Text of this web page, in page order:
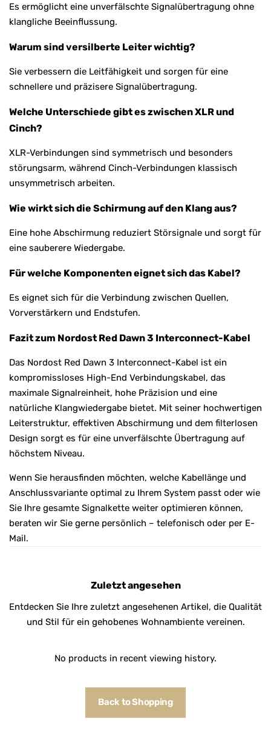
Es ermöglicht eine unverfälschte Signalübertragung ohne
klangliche Beeinflussung.
Warum sind versilberte Leiter wichtig?
Sie verbessern die Leitfähigkeit und sorgen für eine
schnellere und präzisere Signalübertragung.
Welche Unterschiede gibt es zwischen XLR und
Cinch?
XLR-Verbindungen sind symmetrisch und besonders
störungsarm, während Cinch-Verbindungen klassisch
unsymmetrisch arbeiten.
Wie wirkt sich die Schirmung auf den Klang aus?
Eine hohe Abschirmung reduziert Störsignale und sorgt für
eine sauberere Wiedergabe.
Für welche Komponenten eignet sich das Kabel?
Es eignet sich für die Verbindung zwischen Quellen,
Vorverstärkern und Endstufen.
Fazit zum Nordost Red Dawn 3 Interconnect-Kabel
Das Nordost Red Dawn 3 Interconnect-Kabel ist ein
kompromissloses High-End Verbindungskabel, das
maximale Signalreinheit, hohe Präzision und eine
natürliche Klangwiedergabe bietet. Mit seiner hochwertigen
Leiterstruktur, effektiven Abschirmung und dem filterlosen
Design sorgt es für eine unverfälschte Übertragung auf
höchstem Niveau.
Wenn Sie herausfinden möchten, welche Kabellänge und
Anschlussvariante optimal zu Ihrem System passt oder wie
Sie Ihre gesamte Signalkette weiter optimieren können,
beraten wir Sie gerne persönlich – telefonisch oder per E-
Mail.
Zuletzt angesehen
Entdecken Sie Ihre zuletzt angesehenen Artikel, die Qualität
und Stil für ein gehobenes Wohnambiente vereinen.
No products in recent viewing history.
Back to Shopping